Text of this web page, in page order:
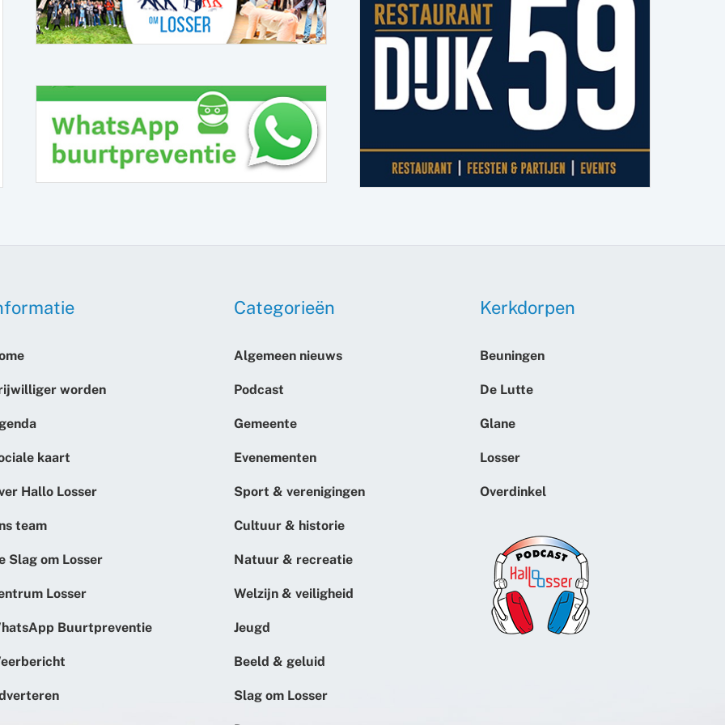
worden
kaart
Hallo Losser
team
Slag om Losser
Losser
Buurtpreventie
Categorieën
Algemeen nieuws
Podcast
Gemeente
Evenementen
Sport & verenigingen
Cultuur & historie
Natuur & recreatie
Welzijn & veiligheid
Jeugd
Beeld & geluid
Slag om Losser
Kerkdorpen
Beuningen
De Lutte
Glane
Losser
Overdinkel